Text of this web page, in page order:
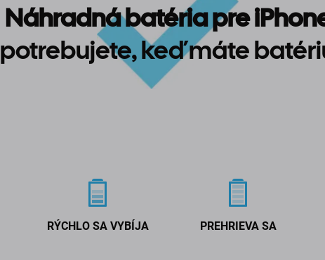
Náhradná batéria pre
potrebujete, keď máte
RÝCHLO SA VYBÍJA PREHRIEVA SA